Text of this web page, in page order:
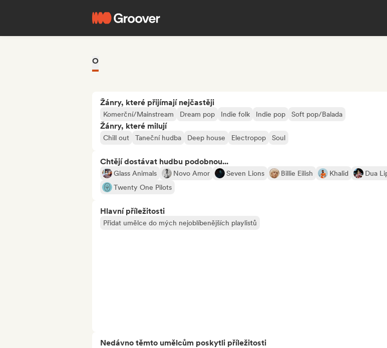
O
Žánry, které přijímají nejčastěji
Komerční/Mainstream Dream pop Indie folk Indie pop Soft pop/Balada
Žánry, které milují
Chill out Taneční hudba Deep house Electropop Soul
Chtějí dostávat hudbu podobnou...
Glass Animals Novo Amor Seven Lions Billie Eilish Khalid
Dua
Twenty One Pilots
Hlavní příležitosti
Přidat umělce do mých nejoblíbenějších playlistů
Nedávno těmto umělcům poskytli příležitosti